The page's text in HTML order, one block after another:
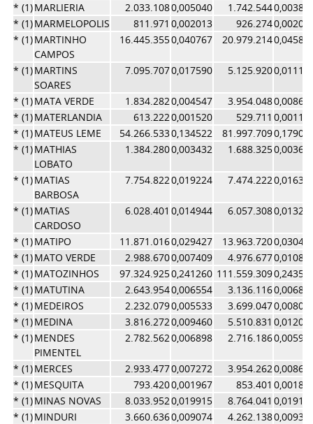
* (1)MARLIERIA 2.033.1080,005040 1.742.544
* (1)MARMELOPOLIS 811.971 0,002013 926.274
* (1)MARTINHO
CAMPOS
16.445.3550,040767 20.979.214
* (1)MARTINS
SOARES
7.095.7070,017590 5.125.920
* (1)MATA VERDE 1.834.2820,004547 3.954.048
* (1)MATERLANDIA 613.2220,001520 529.711
* (1)MATEUS LEME 54.266.5330,134522 81.997.709
* (1)MATHIAS
LOBATO
1.384.2800,003432 1.688.325
* (1)MATIAS
BARBOSA
7.754.8220,019224 7.474.222
* (1)MATIAS
CARDOSO
6.028.401 0,014944 6.057.308
* (1)MATIPO 11.871.0160,029427 13.963.720
* (1)MATO VERDE 2.988.6700,007409 4.976.677
* (1)MATOZINHOS 97.324.9250,241260 111.559.309
* (1)MATUTINA 2.643.9540,006554 3.136.116
* (1)MEDEIROS 2.232.0790,005533 3.699.047
* (1)MEDINA 3.816.2720,009460 5.510.831
* (1)MENDES
PIMENTEL
2.782.5620,006898 2.716.186
* (1)MERCES 2.933.4770,007272 3.954.262
* (1)MESQUITA 793.4200,001967 853.401
* (1)MINAS NOVAS 8.033.9520,019915 8.764.041
* (1)MINDURI 3.660.6360,009074 4.262.138